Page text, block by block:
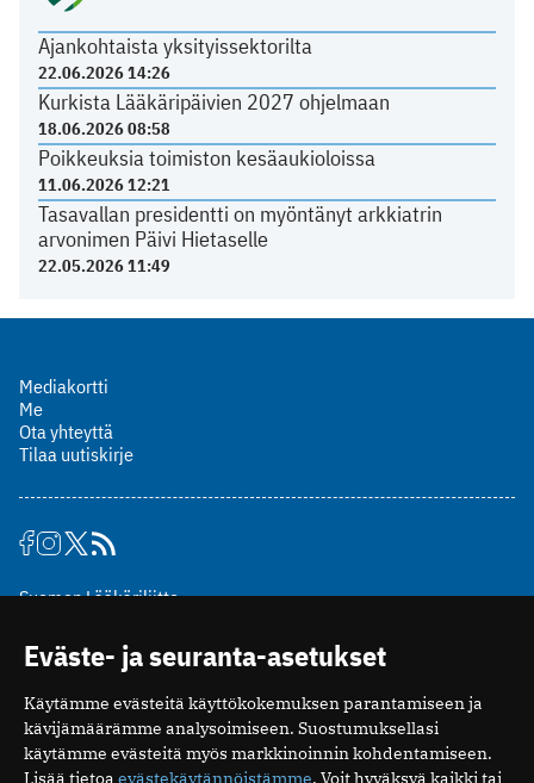
Ajankohtaista yksityissektorilta
22.06.2026 14:26
Kurkista Lääkäripäivien 2027 ohjelmaan
18.06.2026 08:58
Poikkeuksia toimiston kesäaukioloissa
11.06.2026 12:21
Tasavallan presidentti on myöntänyt arkkiatrin
arvonimen Päivi Hietaselle
22.05.2026 11:49
Mediakortti
Me
Ota yhteyttä
Tilaa uutiskirje
Suomen Lääkäriliitto
00510 Helsinki
puh. (09) 393 091
toimitus@potilaanlaakarilehti.fi
ISSN 2323-9476
Eväste- ja seuranta-asetukset
Käytämme evästeitä käyttökokemuksen parantamiseen ja
kävijämäärämme analysoimiseen. Suostumuksellasi
käytämme evästeitä myös markkinoinnin kohdentamiseen.
Lisää tietoa evästekäytännöistämme. Voit hyväksyä kaikki tai